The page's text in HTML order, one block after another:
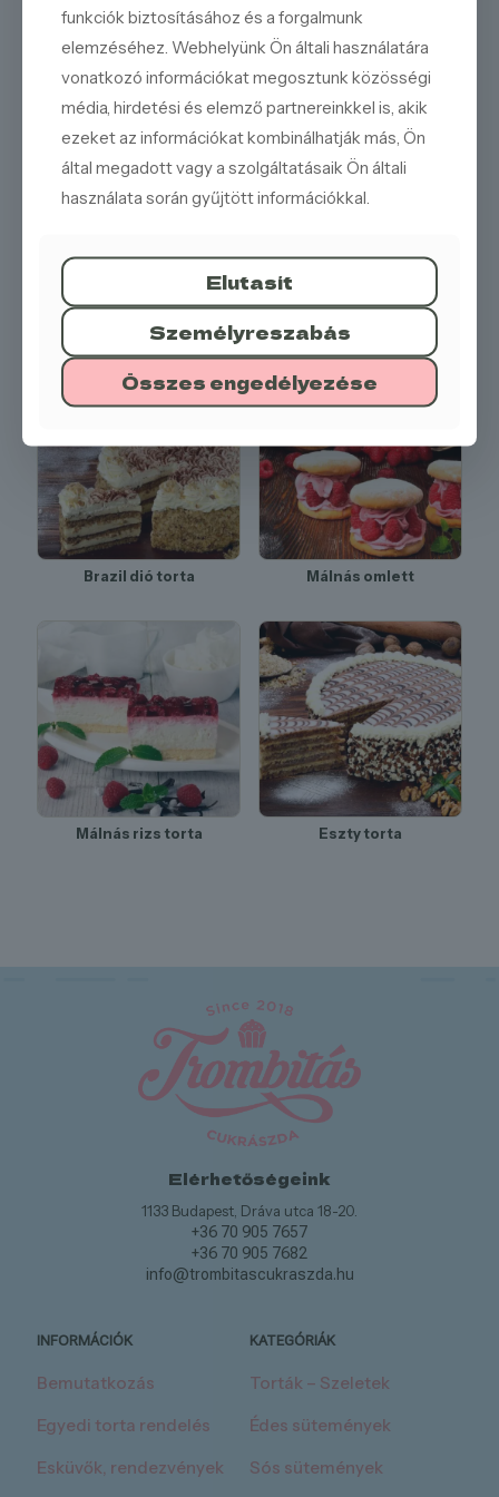
Tökéletes választás
gyerekeknek és felnőtteknek egyaránt.
Kóstolja meg a Guru süteményt, és engedje, hogy
elvarázsolja a vidám ízek és a játékos megjelenés! Ez a
sütemény garantáltan feldobja a napját, és egy kis édes
guruzza be a napját egy kis boldogsággal!
KÍNÁLATUNKBÓL
Brazil dió torta Málnás omlett
Málnás rizs torta Eszty torta
Elérhetőségeink
1133 Budapest, Dráva utca 18-20.
+36 70 905 7657
+36 70 905 7682
info@trombitascukraszda.hu
INFORMÁCIÓK
Bemutatkozás
Egyedi torta rendelés
Esküvők, rendezvények
KATEGÓRIÁK
Torták – Szeletek
Édes sütemények
Sós sütemények
funkciók biztosításához és a forgalmunk
elemzéséhez. Webhelyünk Ön általi használatára
vonatkozó információkat megosztunk közösségi
média, hirdetési és elemző partnereinkkel is, akik
ezeket az információkat kombinálhatják más, Ön
által megadott vagy a szolgáltatásaik Ön általi
használata során gyűjtött információkkal.
Elutasít
Személyreszabás
Összes engedélyezése